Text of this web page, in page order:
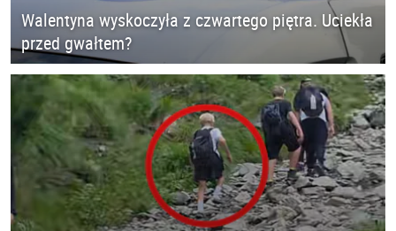
Walentyna wyskoczyła z czwartego piętra. Uciekła
przed gwałtem?